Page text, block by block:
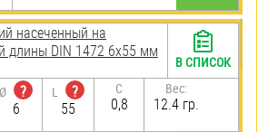
насеченный на
длины DIN 1472 6х55 мм
Ø
?
6
L
?
55
C
0,8
Вес:
12.4 гр.
В СПИСОК